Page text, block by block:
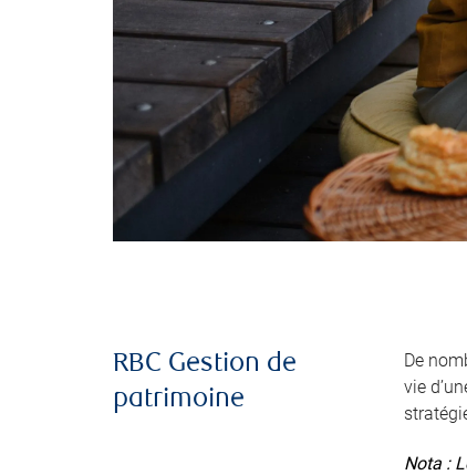
RBC Gestion de
patrimoine
De
vie
Nota :